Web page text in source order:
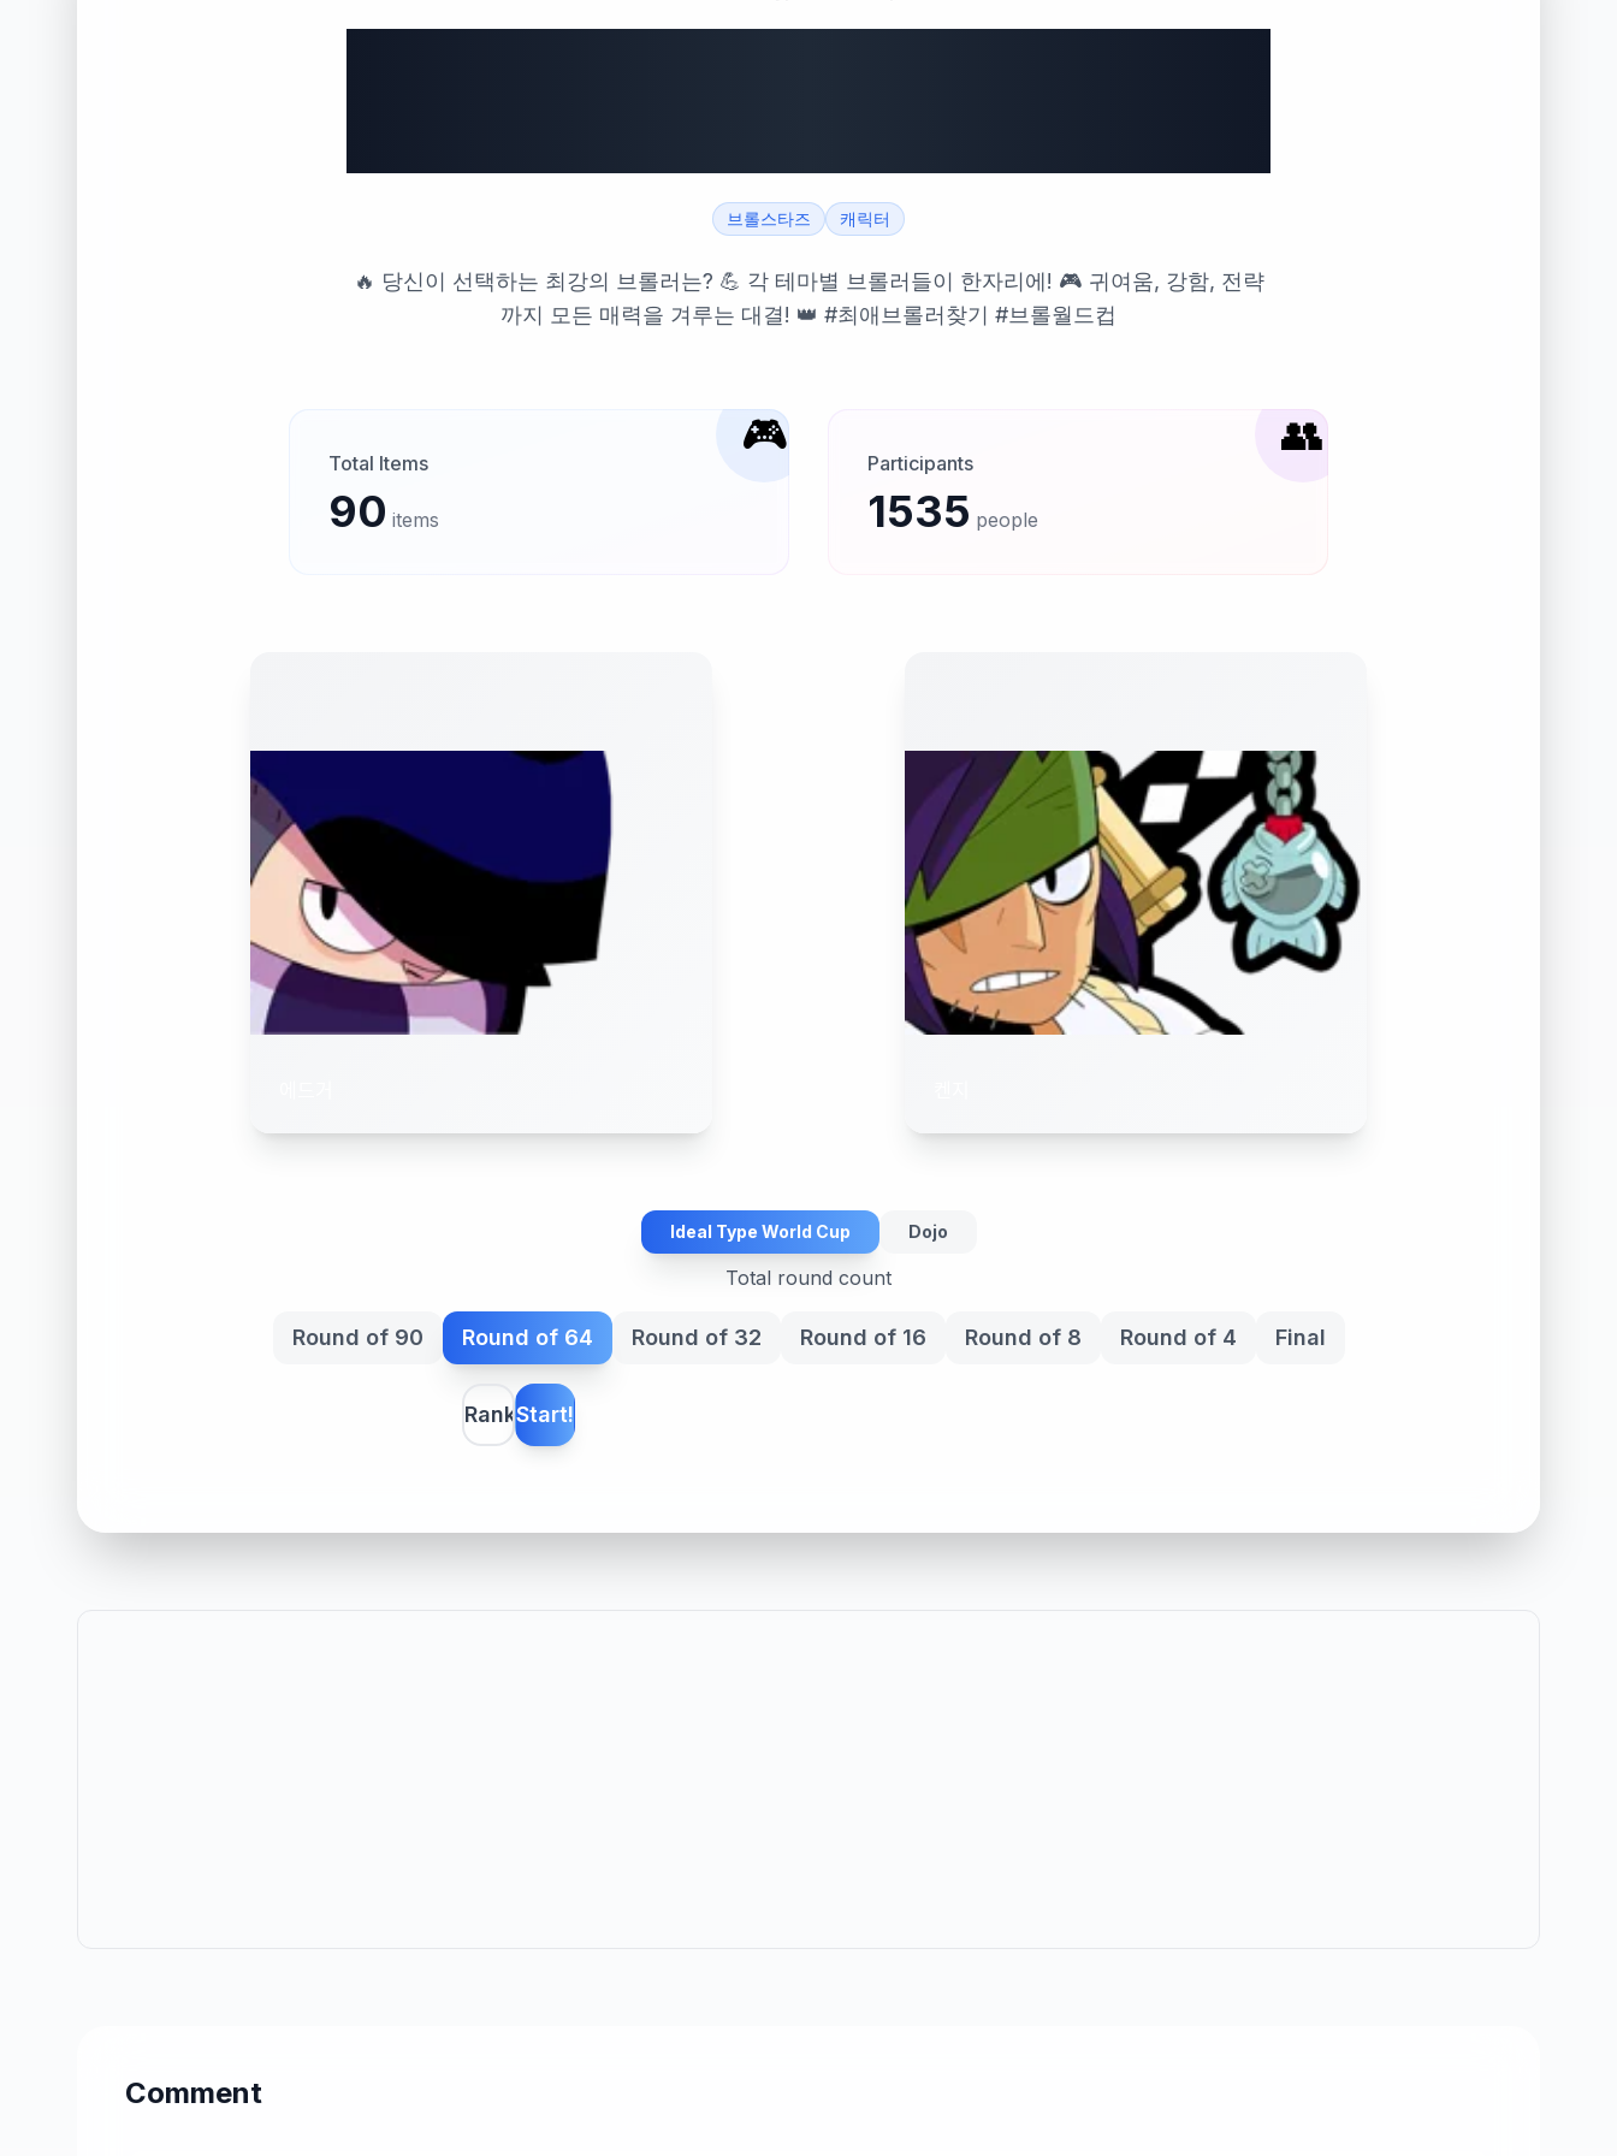
브롤스타즈 캐릭터
🔥 당신이 선택하는 최강의 브롤러는? 💪 각 테마별 브롤러들이 한자리에! 🎮 귀여움, 강함, 전략
까지 모든 매력을 겨루는 대결! 👑 #최애브롤러찾기 #브롤월드컵
🎮
Total Items
90 items
👥
Participants
1535 people
Ideal Type World Cup Dojo
Total round count
Round of 90 Round of 64 Round of 32 Round of 16 Round of 8 Round of 4 Final
RankStart!
Comment